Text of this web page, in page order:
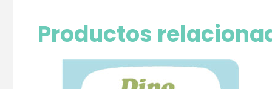
Productos